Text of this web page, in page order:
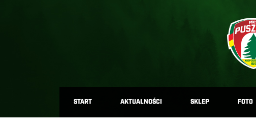
START AKTUALNOŚCI SKLEP FOTO